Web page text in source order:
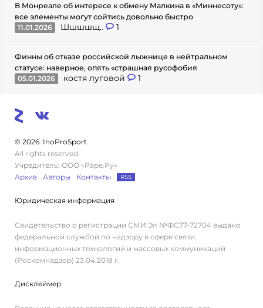
В Монреале об интересе к обмену Малкина в «Миннесоту»:
все элементы могут сойтись довольно быстро
11.01.2026
Шшшшщ.. 1
Финны об отказе российской лыжнице в нейтральном
статусе: наверное, опять «страшная русофобия
05.01.2026
костя луговой 1
© 2026. InoProSport
All rights reserved.
Учредитель: ООО «Раре.Ру»
Архив
Авторы Контакты RSS
Юридическая информация
Свидетельство о регистрации СМИ Эл №ФС77-72704 выдано
федеральной службой по надзору в сфере связи,
информационных технологий и массовых коммуникаций
(Роскомнадзор) 23.04.2018 г.
Дисклеймер